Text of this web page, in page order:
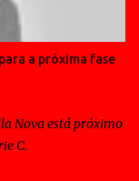
a próxima fase
Nova está próximo
C.